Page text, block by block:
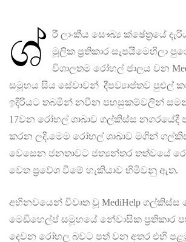
ශ්‍ රී ලාංකීය සෞඛ්‍ය ක්ෂේත‍්‍රයේ
මූලික ප‍්‍රතිකාර සැපයීමෙහිලා
විශාලතම රෝහල් ජාලය වන
සමූහය සිය සේවාවන් දීපව්‍යාප්තව පුළුල්
ඉදිරියට තබමින් නවීන පහසුකම්වලින්
17වන රෝහල් ශාඛාව ගල්කිස්ස නගරයේදී
කරන ලදි.මෙම රෝහල් ශාඛාව මගින්
වෙසෙන ජනතාවට ජත්‍යන්තර තත්වයේ
වෙත ප්‍රවේශ වීමේ හැකියාව හිමිවනු ඇත.
අභිනවයෙන් විවෘත වූ MediHelp ගල්කිස්ස
මෙඩිහෙල්ප් සමූහයේ නේවාසික ප්‍රතිකාර
දෙවන රෝහල බවට පත් වන අතර එහි